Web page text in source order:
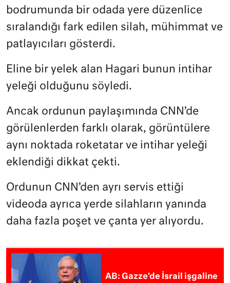
bodrumunda bir odada yere düzenlice
sıralandığı fark edilen silah, mühimmat ve
patlayıcıları gösterdi.
Eline bir yelek alan Hagari bunun intihar
yeleği olduğunu söyledi.
Ancak ordunun paylaşımında CNN’de
görülenlerden farklı olarak, görüntülere
aynı noktada roketatar ve intihar yeleği
eklendiği dikkat çekti.
Ordunun CNN’den ayrı servis ettiği
videoda ayrıca yerde silahların yanında
daha fazla poşet ve çanta yer alıyordu.
AB: Gazze’de İsrail işgaline